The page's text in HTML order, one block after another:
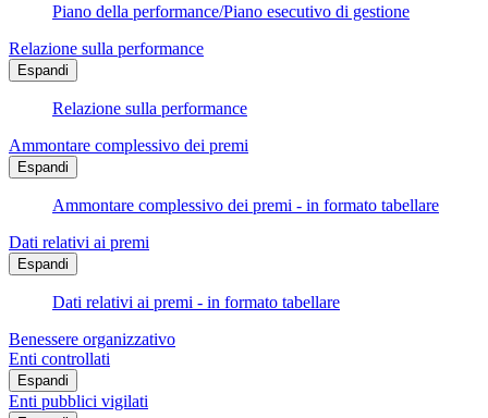
Piano della performance/Piano esecutivo di gestione
Relazione sulla performance
Espandi
Relazione sulla performance
Ammontare complessivo dei premi
Espandi
Ammontare complessivo dei premi - in formato tabellare
Dati relativi ai premi
Espandi
Dati relativi ai premi - in formato tabellare
Benessere organizzativo
Enti controllati
Espandi
Enti pubblici vigilati